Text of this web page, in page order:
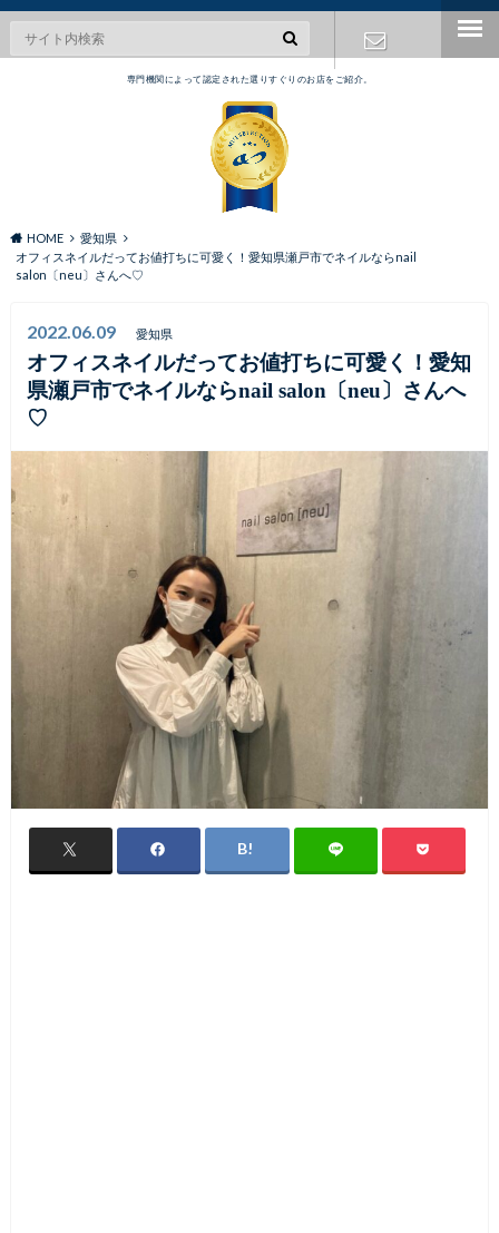
専門機関によって認定された選りすぐりのお店をご紹介。
HOME
愛知県
オフィスネイルだってお値打ちに可愛く！愛知県瀬戸市でネイルならnail
salon〔neu〕さんへ♡
2022.06.09 愛知県
オフィスネイルだってお値打ちに可愛く！愛知
県瀬戸市でネイルならnail salon〔neu〕さんへ
♡